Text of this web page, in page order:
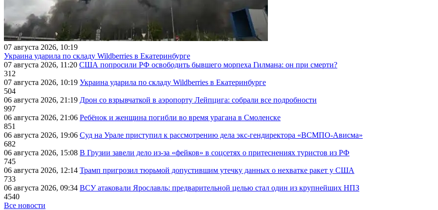
07 августа 2026, 10:19
Украина ударила по складу Wildberries в Екатеринбурге
07 августа 2026, 11:20 США попросили РФ освободить бывшего морпеха Гилмана: он при смерти?
312
07 августа 2026, 10:19 Украина ударила по складу Wildberries в Екатеринбурге
504
06 августа 2026, 21:19 Дрон со взрывчаткой в аэропорту Лейпцига: собрали все подробности
997
06 августа 2026, 21:06 Ребёнок и женщина погибли во время урагана в Смоленске
851
06 августа 2026, 19:06 Суд на Урале приступил к рассмотрению дела экс-гендиректора «ВСМПО-Ависма»
682
06 августа 2026, 15:08 В Грузии завели дело из-за «фейков» в соцсетях о притеснениях туристов из РФ
745
06 августа 2026, 12:14 Трамп пригрозил тюрьмой допустившим утечку данных о нехватке ракет у США
733
06 августа 2026, 09:34 ВСУ атаковали Ярославль: предварительной целью стал один из крупнейших НПЗ
4540
Все новости